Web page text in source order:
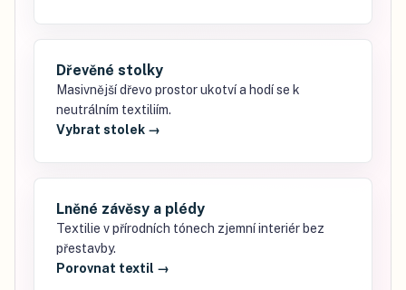
Dřevěné stolky
Masivnější dřevo prostor ukotví a hodí se k
neutrálním textiliím.
Vybrat stolek →
Lněné závěsy a plédy
Textilie v přírodních tónech zjemní interiér bez
přestavby.
Porovnat textil →